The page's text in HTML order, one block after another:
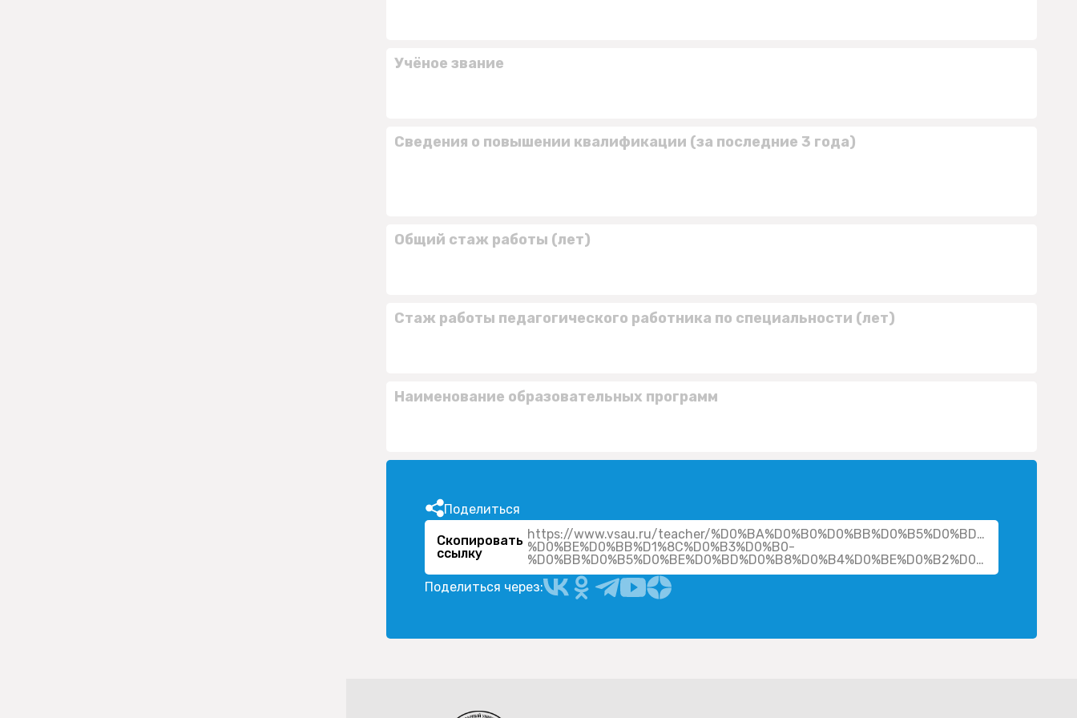
Учёное звание
Сведения о повышении квалификации (за последние 3 года)
Общий стаж работы (лет)
Стаж работы педагогического работника по специальности (лет)
Наименование образовательных программ
Поделиться
Скопировать
ссылку
https://www.vsau.ru/teacher/
%D0%BE%D0%BB%D1%8C%D0%B3%D0%B0-
%D0%BB%D0%B5%D0%BE%D0%BD%D0%B8%D0%B4%D0%BE%D0%B2%D0%BD%D0%B0/
Поделиться через: